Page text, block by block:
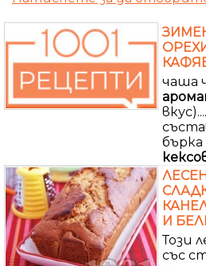
чаша
бърка
И
Този
със